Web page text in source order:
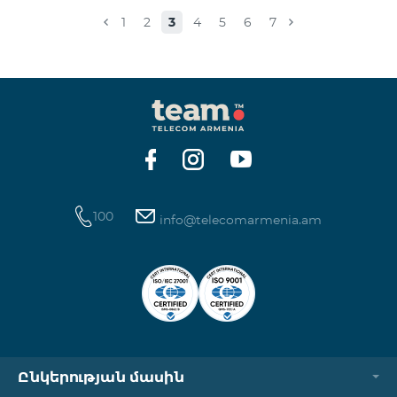
Իսակովի պողոտա 3/7 09:00-18:00 09:00-18:00
Ավանեսովի 8/1-2 10:00-23:00 09:00-18:00 09:00-18:00
Արշակունյաց պողոտա 34/3 09:00-18:00 10:00-23:00
10:00-23:00 Արտաշիսյան փողոց 85/14 09:00-18:00 0
1 2 3 4 5 6 7
100 info@telecomarmenia.am
Ընկերության մասին